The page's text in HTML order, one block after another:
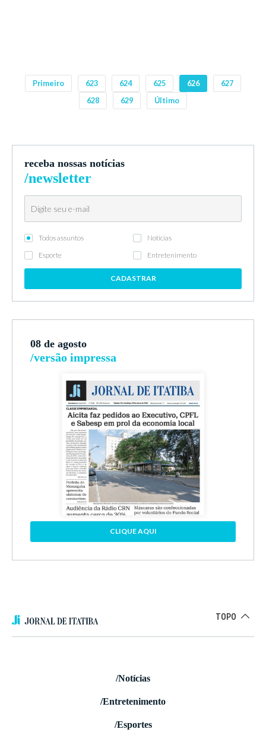
Primeiro 623 624 625 626
627
628
629 Último
receba nossas notícias
/newsletter
Todos assuntos
Notícias
Esporte
Entretenimento
CADASTRAR
08 de agosto
/versão impressa
CLIQUE AQUI
TOPO
/Notícias
/Entretenimento
/Esportes